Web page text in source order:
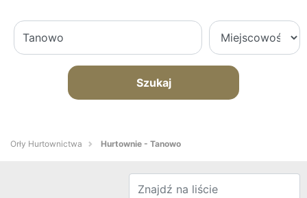
Szukaj
Orły Hurtownictwa Hurtownie - Tanowo